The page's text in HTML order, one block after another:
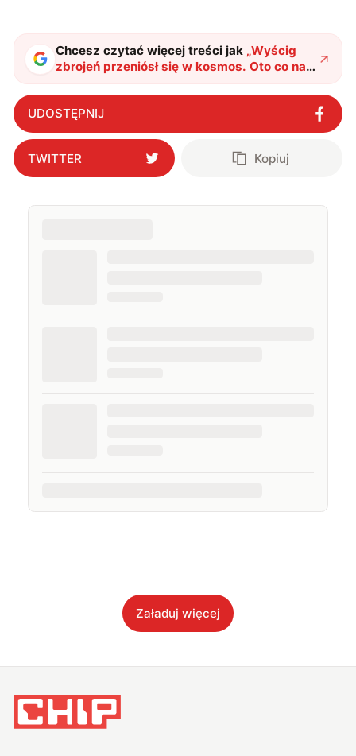
Chcesz czytać więcej treści jak „Wyścig
zbrojeń przeniósł się w kosmos. Oto co nas
czeka"?
UDOSTĘPNIJ
TWITTER Kopiuj
Załaduj więcej